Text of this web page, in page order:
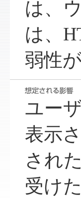
は、
は、
弱性
ユー
表示
され
受け